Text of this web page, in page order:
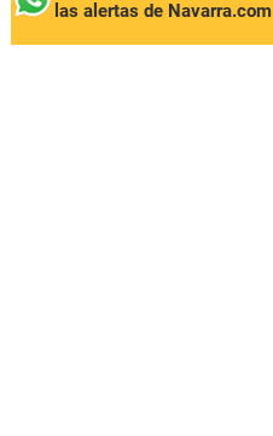
las alertas de Navarra.com